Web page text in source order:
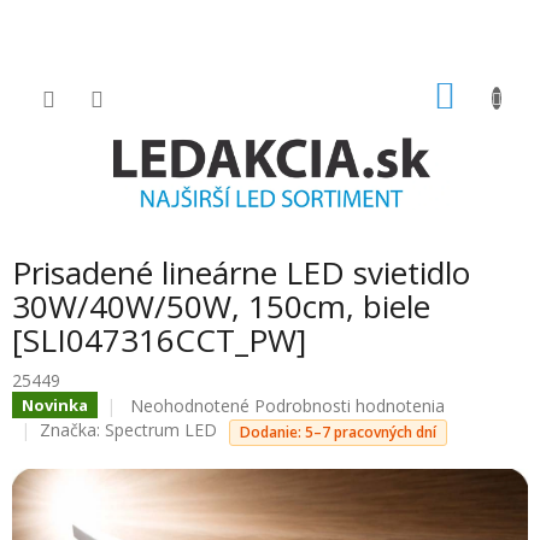
Prisadené lineárne LED svietidlo
30W/40W/50W, 150cm, biele
[SLI047316CCT_PW]
25449
Novinka
Priemerné
hodnotenie
je
Neohodnotené Podrobnosti hodnotenia
Značka: Spectrum LED Dodanie: 5–7 pracovných dní